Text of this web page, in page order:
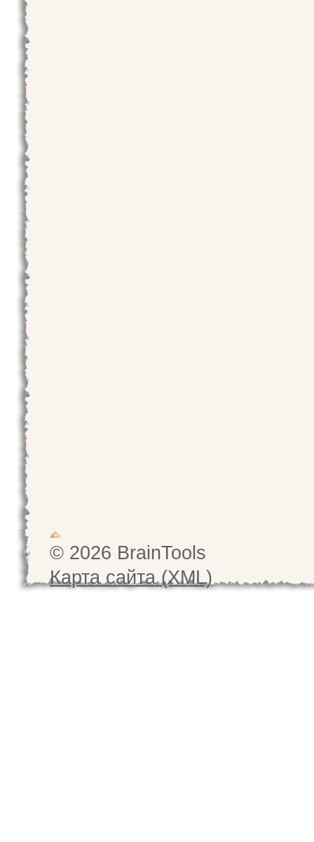
© 2026 BrainTools
Карта сайта (XML)